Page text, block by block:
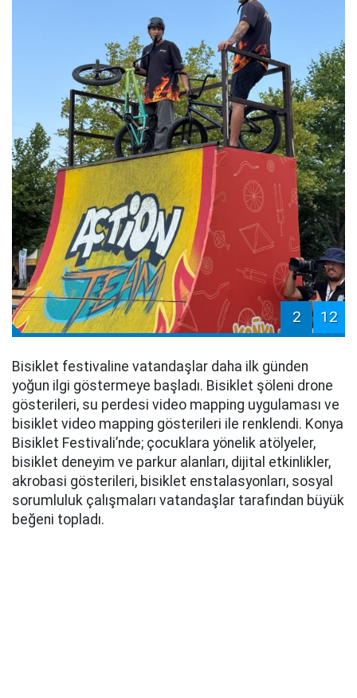
2 12
Bisiklet festivaline vatandaşlar daha ilk günden
yoğun ilgi göstermeye başladı. Bisiklet şöleni drone
gösterileri, su perdesi video mapping uygulaması ve
bisiklet video mapping gösterileri ile renklendi. Konya
Bisiklet Festivali’nde; çocuklara yönelik atölyeler,
bisiklet deneyim ve parkur alanları, dijital etkinlikler,
akrobasi gösterileri, bisiklet enstalasyonları, sosyal
sorumluluk çalışmaları vatandaşlar tarafından büyük
beğeni topladı.